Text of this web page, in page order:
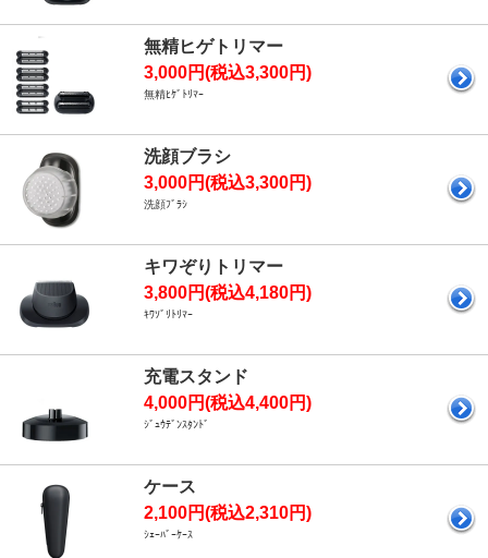
無精ヒゲトリマー
3,000円(税込3,300円)
無精ﾋｹﾞﾄﾘﾏｰ
洗顔ブラシ
3,000円(税込3,300円)
洗顔ﾌﾞﾗｼ
キワぞりトリマー
3,800円(税込4,180円)
ｷﾜｿﾞﾘﾄﾘﾏｰ
充電スタンド
4,000円(税込4,400円)
ｼﾞｭｳﾃﾞﾝｽﾀﾝﾄﾞ
ケース
2,100円(税込2,310円)
ｼｪｰﾊﾞｰｹｰｽ